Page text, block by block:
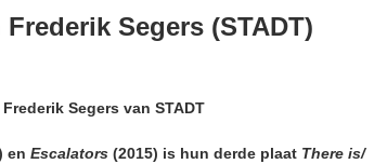
Segers (STADT)
Segers van STADT
en Escalators (2015) is hun derde plaat There is/